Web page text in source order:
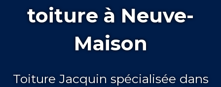
toiture à Neuve-
Maison
Toiture Jacquin spécialisée dans